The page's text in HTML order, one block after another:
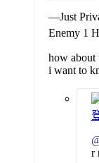
—Just
Enemy 1
how about
i want to
r